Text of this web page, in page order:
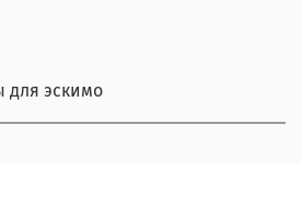
эскимо